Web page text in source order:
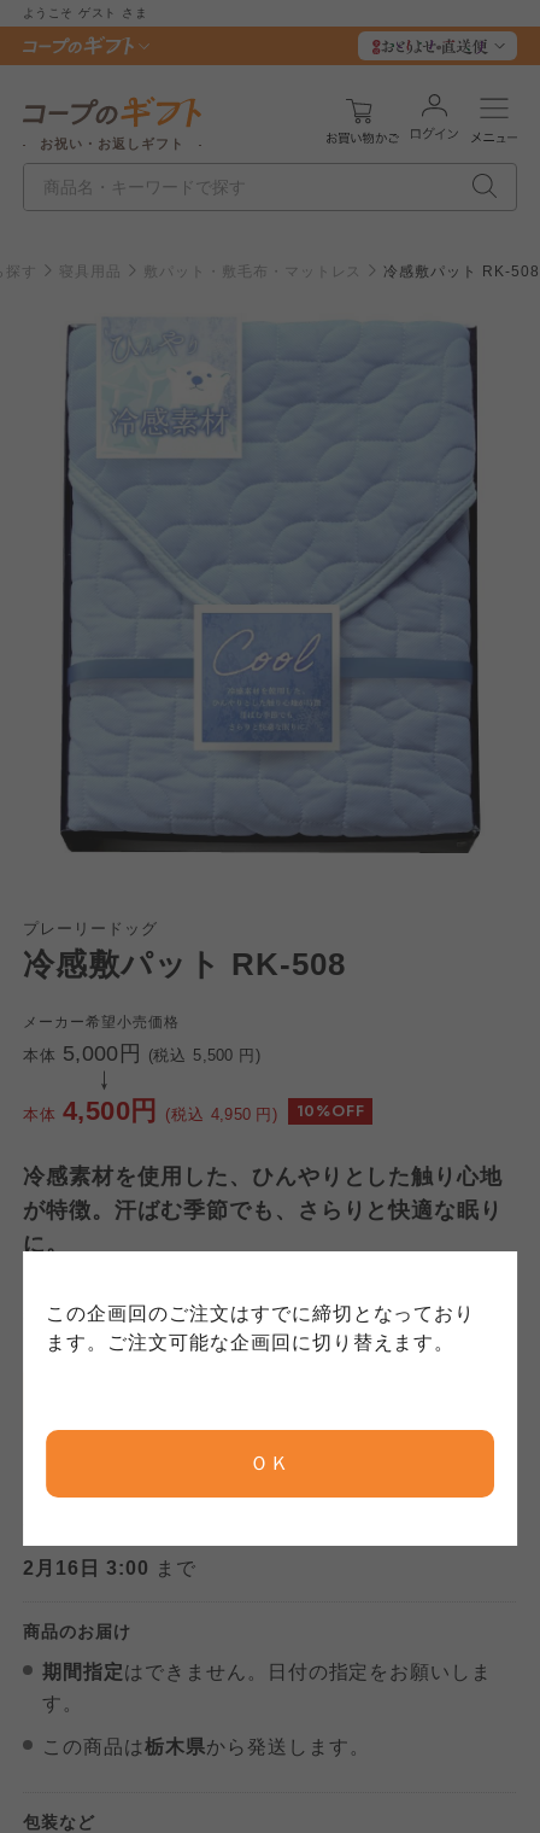
この企画回のご注文はすでに締切となっており
ます。ご注文可能な企画回に切り替えます。
ＯＫ
ようこそ ゲスト さま
お祝い・お返しギフト
す 寝具用品 敷パット・敷毛布・マットレス 冷感敷パット RK-508
プレーリードッグ
冷感敷パット RK-508
メーカー希望小売価格
本体 5,000円 (税込 5,500 円)
本体 4,500円 (税込 4,950 円) 10%OFF
冷感素材を使用した、ひんやりとした触り心地
が特徴。汗ばむ季節でも、さらりと快適な眠り
に。
数量
2月16日 3:00 まで
商品のお届け
期間指定はできません。日付の指定をお願いしま
す。
この商品は栃木県から発送します。
包装など
ご利用約款（ご利用規約・ご利
用規程）について
このサイトは7つの生協から業務委託を受けて、
コープきんき事業連合が運営しています。ご自
身が加入されている生協が定める利用約款をご
投稿については、利用約款の細則として規定さ
れています。
コープしが
ならコープ
個人情報保護方針について
コープきんき事業連合が運営しています。お預
かりしている個人情報については、コープ事業
連合、ならびに各生協の「個人情報保護方針」
にもどづいて、コープ事業連合が適切に管理を
コープ事業連合、ならびに各生協の「個人情報
保護方針」については各生協のボタンをクリッ
コープしが
ならコープ
よどがわ市民生協
大阪いずみ市民生協
特定商取引法に基づく表記につ
このサイトは7つの生協から業務委託を受けて、
コープきんき事業連合が運営しています。販売
責任者は、それぞれご利用の生協となります。
て」については各生協のボタンをクリックして
ご確認ください。
コープしが
ならコープ